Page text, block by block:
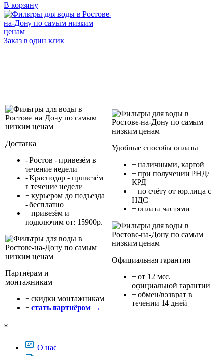
В корзину
Заказ в один клик
Доставка
- Ростов - привезём в
течение недели
- Краснодар - привезём
в течение недели
− курьером до подъезда
- бесплатно
− привезём и
подключим от: 15900р.
Партнёрам и
монтажникам
− cкидки монтажникам
− стать партнёром →
Удобные способы оплаты
− наличными, картой
− при получении РНД/
КРД
− по счёту от юр.лица с
НДС
− оплата частями
Официальная гарантия
− от 12 мес.
официальной гарантии
− обмен/возврат в
течении 14 дней
×
О нас